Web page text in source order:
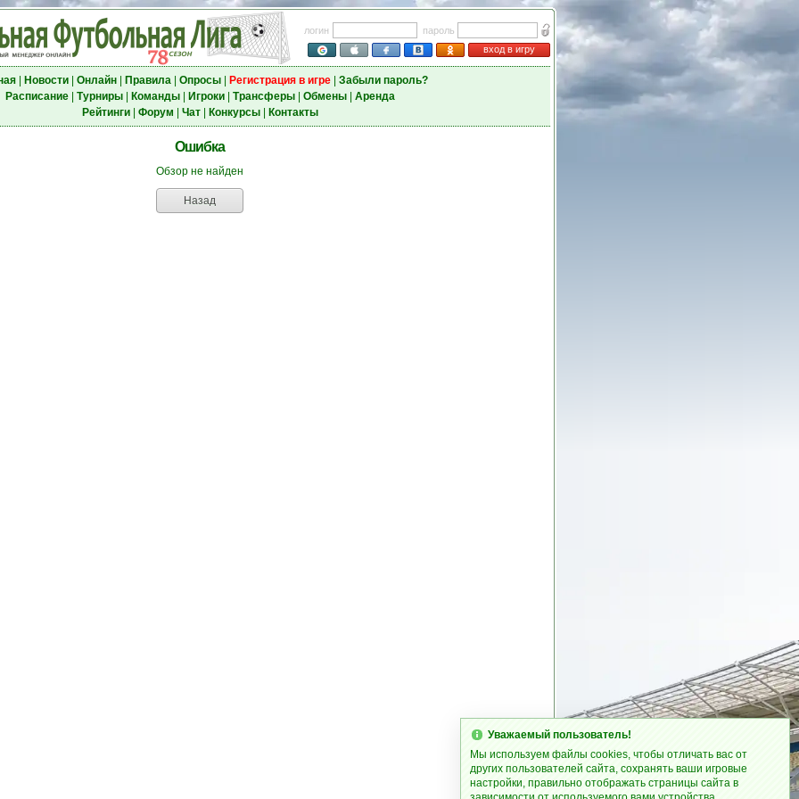
логин
пароль
вход в игру
| Новости| Онлайн| Правила| Опросы| Регистрация в игре| Забыли пароль?
Расписание| Турниры| Команды| Игроки| Трансферы| Обмены| Аренда
Рейтинги| Форум Чат| Конкурсы| Контакты
Ошибка
Обзор не найден
Назад
Уважаемый пользователь!
Мы используем файлы cookies, чтобы отличать вас от
других пользователей сайта, сохранять ваши игровые
настройки, правильно отображать страницы сайта в